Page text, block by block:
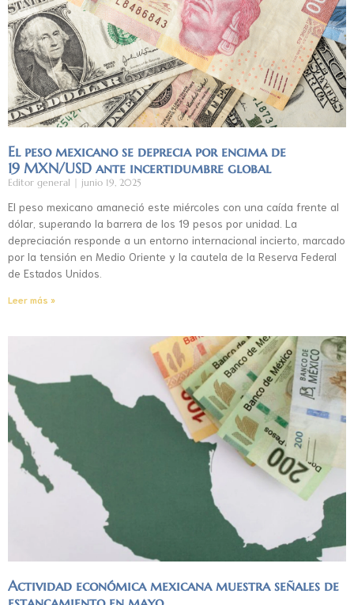
El peso mexicano se deprecia por encima de
19 MXN/USD ante incertidumbre global
Editor general junio 19, 2025
El peso mexicano amaneció este miércoles con una caída frente al
dólar, superando la barrera de los 19 pesos por unidad. La
depreciación responde a un entorno internacional incierto, marcado
por la tensión en Medio Oriente y la cautela de la Reserva Federal
de Estados Unidos.
Leer más »
Actividad económica mexicana muestra señales de